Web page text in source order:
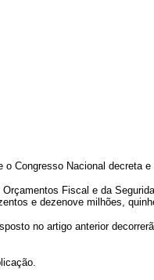
o Congresso Nacional decreta
Fiscal e da
e dezenove milhões,
no artigo anterior